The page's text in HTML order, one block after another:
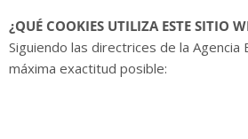
¿QUÉ COOKIES UTILIZA ESTE SITIO
Siguiendo las directrices de la
máxima exactitud posible: